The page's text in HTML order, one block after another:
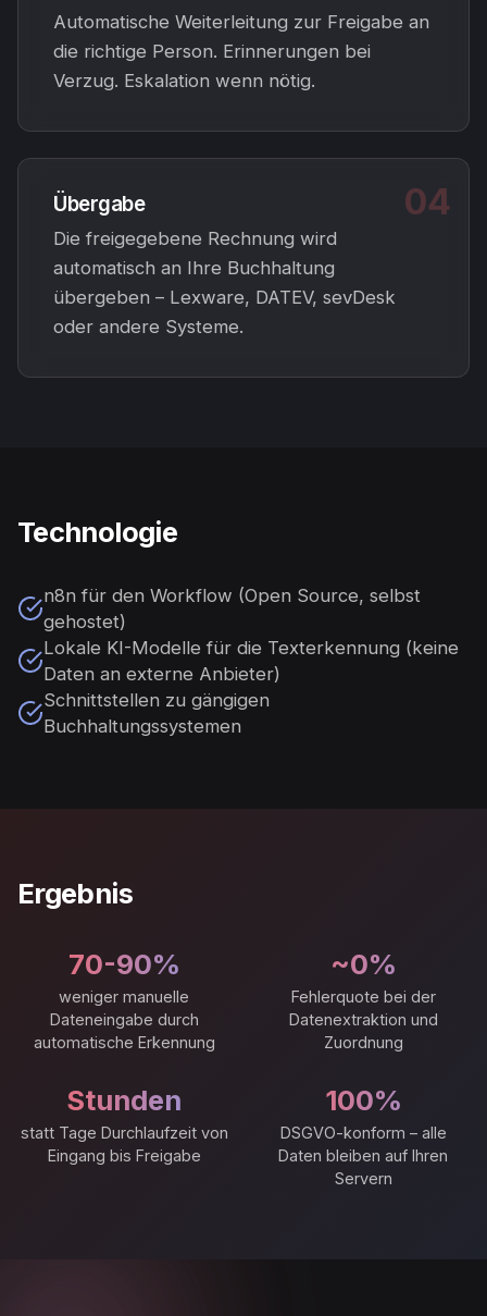
Automatische Weiterleitung zur Freigabe an
die richtige Person. Erinnerungen bei
Verzug. Eskalation wenn nötig.
04
Übergabe
Die freigegebene Rechnung wird
automatisch an Ihre Buchhaltung
übergeben – Lexware, DATEV, sevDesk
oder andere Systeme.
Technologie
n8n für den Workflow (Open Source, selbst
gehostet)
Lokale KI-Modelle für die Texterkennung (keine
Daten an externe Anbieter)
Schnittstellen zu gängigen
Buchhaltungssystemen
Ergebnis
70-90%
weniger manuelle
Dateneingabe durch
automatische Erkennung
~0%
Fehlerquote bei der
Datenextraktion und
Zuordnung
Stunden
statt Tage Durchlaufzeit von
Eingang bis Freigabe
100%
DSGVO-konform – alle
Daten bleiben auf Ihren
Servern